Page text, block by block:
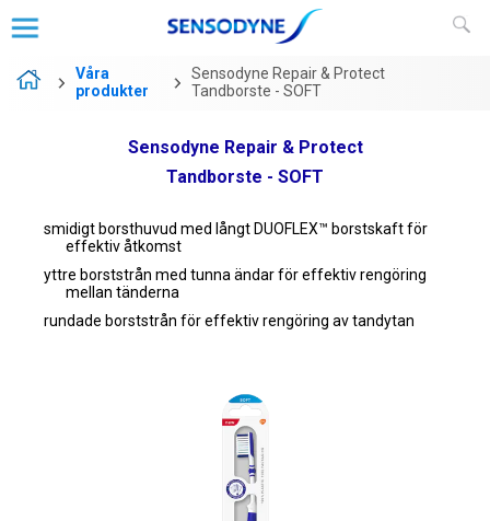
Våra
produkter
Sensodyne Repair & Protect
Tandborste - SOFT
Sensodyne Repair & Protect
Tandborste - SOFT
smidigt borsthuvud med långt DUOFLEX™ borstskaft för
effektiv åtkomst
yttre borststrån med tunna ändar för effektiv rengöring
mellan tänderna
rundade borststrån för effektiv rengöring av tandytan